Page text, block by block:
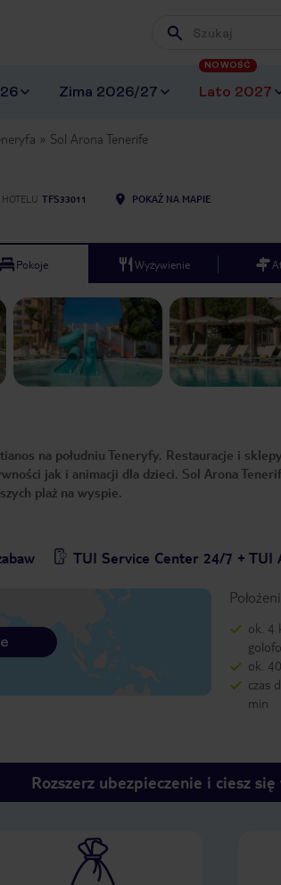
Wpisz frazę,
Zima 2026/27 Lato 2027
NOWOŚĆ
Sol Arona Tenerife
TFS33011 POKAŻ NA MAPIE
Pokoje Wyżywienie
na południu Teneryfy. Restauracje i
jak i animacji dla dzieci. Sol Arona
plaż na wyspie.
TUI Service Center 24/7 + TUI
ok. 4
ok.
czas
min
Rozszerz ubezpieczenie i ciesz się